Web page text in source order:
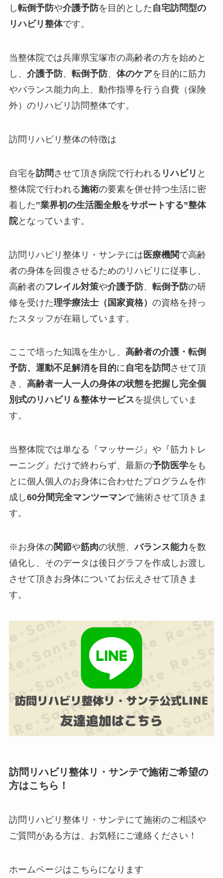
し転倒予防や介護予防を目的とした 自宅訪問型の
リハビリ整体です。
当整体院では兵庫県宝塚市の高齢者の方を始めと
し、 介護予防、 転倒予防、 体のケアを目的に筋力
やバランス能力向上、動作指導を行う 自費（保険
外） のリハビリ訪問整体です。
訪問リハビリ整体の特徴は
自宅を訪問 させて頂き病院で行われる リハビリ と
整体院で行われる施術の要素を併せ持つ生活に密
着した‟業界初の生活圏全般をサポートする”整体
院となっています。
訪問リハビリ整体リ・サンテには 医療機関で高齢
者の身体を回復させるためのリハビリに従事し、
高齢者のフレイル対策や介護予防、 転倒予防の研
修を受けた理学療法士（国家資格） の資格を持っ
たスタッフが在籍しています。
ここで培った知識を生かし、 高齢者の介護・転倒
予防、運動不足解消を目的に自宅を訪問 させて頂
き、 高齢者一人一人の身体の状態を把握し完全個
別式のリハビリ＆整体サービスを提供していま
す。
当整体院では単なる『マッサージ』や『筋力トレ
ーニング』だけで終わらず、最新の予防医学をも
とに個人個人のお身体に合わせたプログラムを作
成し60分間完全マンツーマンで施術させて頂きま
す。
※お身体の関節や筋肉の状態、バランス能力 を数
値化し、そのデータは後日グラフを作成しお渡し
させて頂きお身体についてお伝えさせて頂きま
す。
訪問リハビリ整体リ・サンテで施術ご希望の
方はこちら！
訪問リハビリ整体リ・サンテにて施術のご相談や
ご質問がある方は、お気軽にご連絡ください！
ホームページはこちらになります